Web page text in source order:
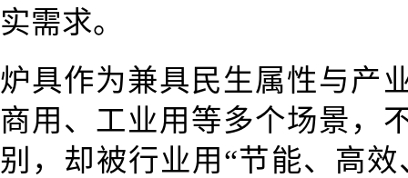
实需求。
炉具作为兼具民生属性与产
商用、工业用等多个场景，
别，却被行业用“节能、高